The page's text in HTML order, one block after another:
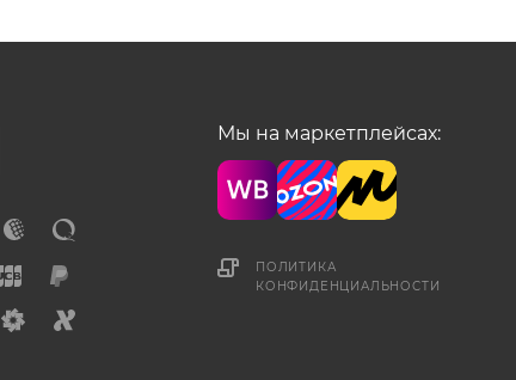
Мы на маркетплейсах:
ПОЛИТИКА
КОНФИДЕНЦИАЛЬНОСТИ